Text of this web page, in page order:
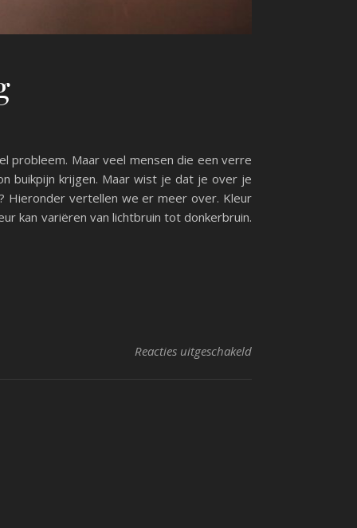
probleem. Maar veel mensen die een verre
buikpijn krijgen. Maar wist je dat je over je
Hieronder vertellen we er meer over. Kleur
kan variëren van lichtbruin tot donkerbruin.
Reacties uitgeschakeldvoor Wat is